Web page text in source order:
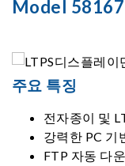
Model 58167
주요 특징
전자종이 및
강력한 PC 기
FTP 자동 다